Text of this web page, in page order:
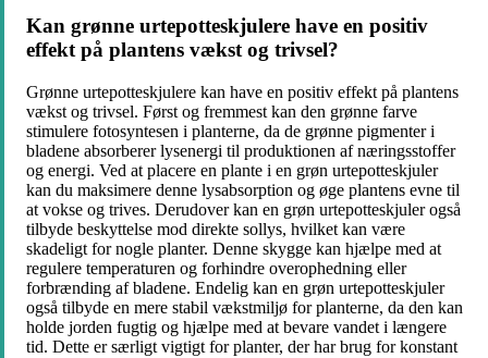
Kan grønne urtepotteskjulere have en positiv
effekt på plantens vækst og trivsel?
Grønne urtepotteskjulere kan have en positiv effekt på plantens
vækst og trivsel. Først og fremmest kan den grønne farve
stimulere fotosyntesen i planterne, da de grønne pigmenter i
bladene absorberer lysenergi til produktionen af ​​næringsstoffer
og energi. Ved at placere en plante i en grøn urtepotteskjuler
kan du maksimere denne lysabsorption og øge plantens evne til
at vokse og trives. Derudover kan en grøn urtepotteskjuler også
tilbyde beskyttelse mod direkte sollys, hvilket kan være
skadeligt for nogle planter. Denne skygge kan hjælpe med at
regulere temperaturen og forhindre overophedning eller
forbrænding af bladene. Endelig kan en grøn urtepotteskjuler
også tilbyde en mere stabil vækstmiljø for planterne, da den kan
holde jorden fugtig og hjælpe med at bevare vandet i længere
tid. Dette er særligt vigtigt for planter, der har brug for konstant